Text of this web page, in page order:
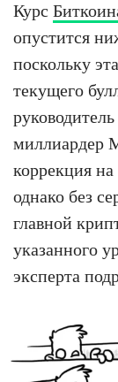
Курс
опустится
поскольку
текущего
миллиардер
коррекция
однако без
главной
указанного
эксперта